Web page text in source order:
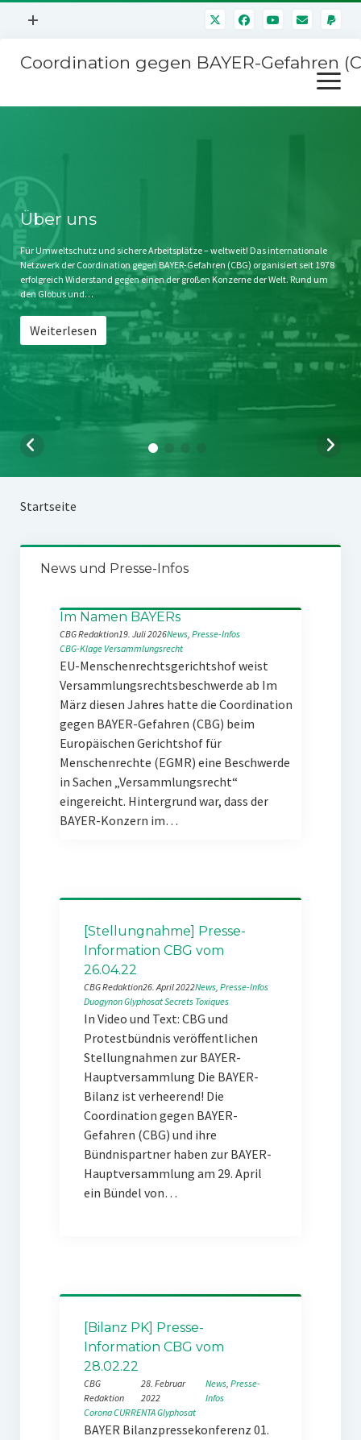
Menü
+
Mitmachen
Kontakt
Impressum
Störfälle
Coordination gegen BAYER-Gefahren
Menü
öffnen
Stichwort BAYER
Jahrestagung
SPENDEN
Über uns
Für Umweltschutz und sichere Arbeitsplätze – weltweit! Das internationale
Netzwerk der Coordination gegen BAYER-Gefahren (CBG) organisiert seit 1978
erfolgreich Widerstand gegen einen der großen Konzerne der Welt. Rund um
den Globus und…
Weiterlesen
Startseite
News und Presse-Infos
Im Namen BAYERs
CBG Redaktion19. Juli 2026News, Presse-Infos
CBG-Klage Versammlungsrecht
EU-Menschenrechtsgerichtshof weist
Versammlungsrechtsbeschwerde ab Im
März diesen Jahres hatte die Coordination
gegen BAYER-Gefahren (CBG) beim
Europäischen Gerichtshof für
Menschenrechte (EGMR) eine Beschwerde
in Sachen „Versammlungsrecht“
eingereicht. Hintergrund war, dass der
BAYER-Konzern im…
[Stellungnahme] Presse-
Information CBG vom
26.04.22
CBG Redaktion26. April 2022News, Presse-Infos
DuogynonGlyphosatSecrets Toxiques
In Video und Text: CBG und
Protestbündnis veröffentlichen
Stellungnahmen zur BAYER-
Hauptversammlung Die BAYER-
Bilanz ist verheerend! Die
Coordination gegen BAYER-
Gefahren (CBG) und ihre
Bündnispartner haben zur BAYER-
Hauptversammlung am 29. April
ein Bündel von…
[Bilanz PK] Presse-
Information CBG vom
28.02.22
CBG
Redaktion
28. Februar
2022
News, Presse-
Infos
CoronaCURRENTAGlyphosat
BAYER Bilanzpressekonferenz 01.